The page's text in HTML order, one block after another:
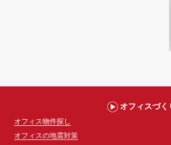
オフィス物件探し
オフィスの地震対策
オフィスづく